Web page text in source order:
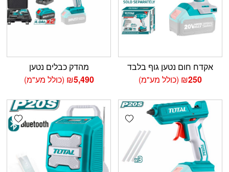
אקדח חום נטען גוף בלבד
₪250 (כולל מע"מ)
מהדק כבלים נטען
₪5,490 (כולל מע"מ)
Add wishlist